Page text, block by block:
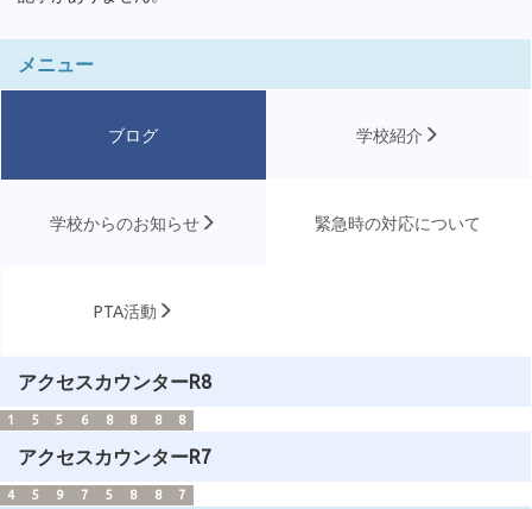
メニュー
ブログ 学校紹介
学校からのお知らせ 緊急時の対応について
PTA活動
アクセスカウンターR8
1 5 5 6 8 8 8 8
アクセスカウンターR7
4 5 9 7 5 8 8 7